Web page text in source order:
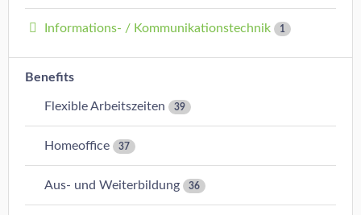
Informations- / Kommunikationstechnik 1
Benefits
Flexible Arbeitszeiten 39
Homeoffice 37
Aus- und Weiterbildung 36